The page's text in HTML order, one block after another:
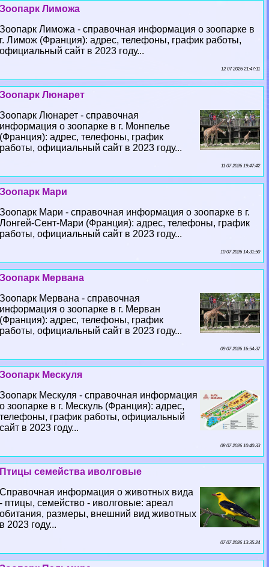
Зоопарк Лиможа
Зоопарк Лиможа - справочная информация о зоопарке в
г. Лимож (Франция): адрес, телефоны, график работы,
официальный сайт в 2023 году...
12 07 2026 21:47:11
Зоопарк Люнарет
Зоопарк Люнарет - справочная
информация о зоопарке в г. Монпелье
(Франция): адрес, телефоны, график
работы, официальный сайт в 2023 году...
11 07 2026 19:47:42
Зоопарк Мари
Зоопарк Мари - справочная информация о зоопарке в г.
Лонгeй-Сент-Мари (Франция): адрес, телефоны, график
работы, официальный сайт в 2023 году...
10 07 2026 14:31:50
Зоопарк Мервана
Зоопарк Мервана - справочная
информация о зоопарке в г. Мерван
(Франция): адрес, телефоны, график
работы, официальный сайт в 2023 году...
09 07 2026 16:54:37
Зоопарк Мескуля
Зоопарк Мескуля - справочная информация
о зоопарке в г. Мескуль (Франция): адрес,
телефоны, график работы, официальный
сайт в 2023 году...
08 07 2026 10:40:33
Птицы семейства иволговые
Справочная информация о животных вида
- птицы, семейство - иволговые: ареал
обитания, размеры, внешний вид животных
в 2023 году...
07 07 2026 13:35:24